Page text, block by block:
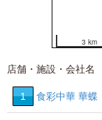
3 km
店舗・施設・会社名
1 食彩中華 華蝶